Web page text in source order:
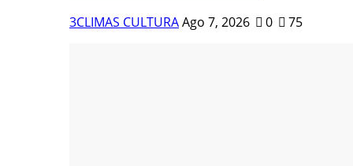
3CLIMAS CULTURAAgo 7, 2026 0 75